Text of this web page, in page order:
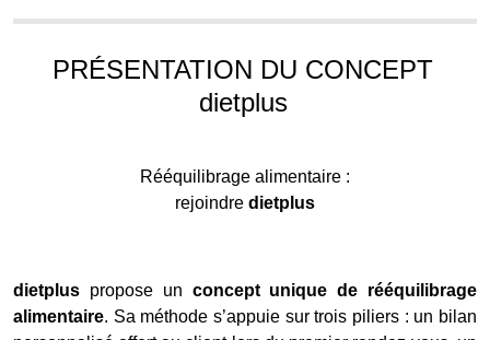
PRÉSENTATION DU CONCEPT
dietplus
Rééquilibrage alimentaire :
rejoindre dietplus
dietplus propose un concept unique de rééquilibrage
alimentaire. Sa méthode s’appuie sur trois piliers : un bilan